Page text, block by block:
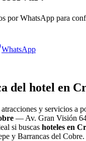
por WhatsApp para
WhatsApp
del hotel en
y servicios a
— Av. Gran Visión
si buscas hoteles en
y Barrancas del Cobre.